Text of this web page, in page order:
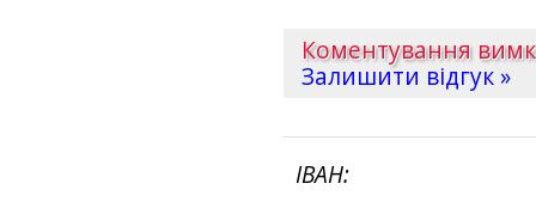
Коментування
Залишити відгук »
ІВАН